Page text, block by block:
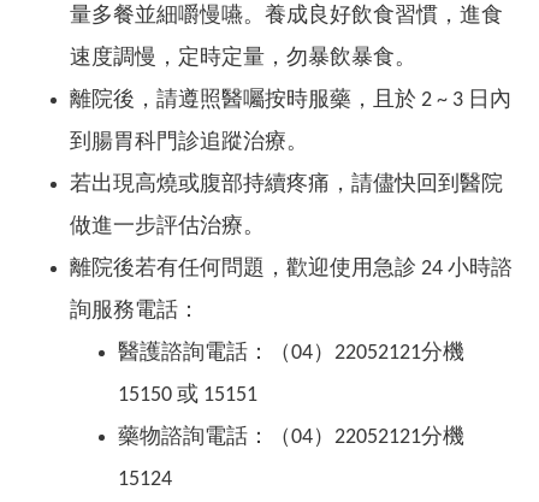
量多餐並細嚼慢嚥。養成良好飲食習慣，進食
速度調慢，定時定量，勿暴飲暴食。
離院後，請遵照醫囑按時服藥，且於 2 ~ 3 日內
到腸胃科門診追蹤治療。
若出現高燒或腹部持續疼痛，請儘快回到醫院
做進一步評估治療。
離院後若有任何問題，歡迎使⽤急診 24 ⼩時諮
詢服務電話：
醫護諮詢電話：（04）22052121分機
15150 或 15151
藥物諮詢電話：（04）22052121分機
15124